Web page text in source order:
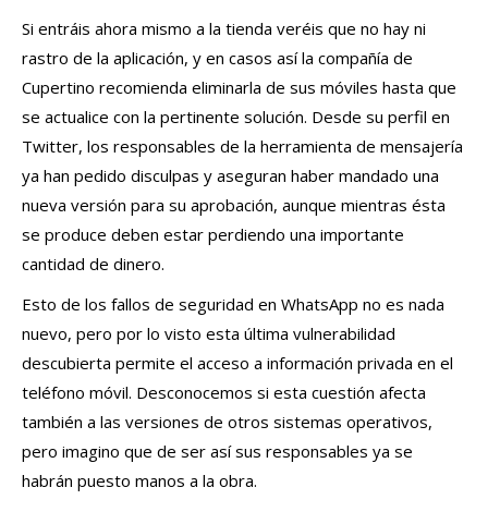
Si entráis ahora mismo a la tienda veréis que no hay ni
rastro de la aplicación, y en casos así la compañía de
Cupertino recomienda eliminarla de sus móviles hasta que
se actualice con la pertinente solución. Desde su perfil en
Twitter, los responsables de la herramienta de mensajería
ya han pedido disculpas y aseguran haber mandado una
nueva versión para su aprobación, aunque mientras ésta
se produce deben estar perdiendo una importante
cantidad de dinero.
Esto de los fallos de seguridad en WhatsApp no es nada
nuevo, pero por lo visto esta última vulnerabilidad
descubierta permite el acceso a información privada en el
teléfono móvil. Desconocemos si esta cuestión afecta
también a las versiones de otros sistemas operativos,
pero imagino que de ser así sus responsables ya se
habrán puesto manos a la obra.